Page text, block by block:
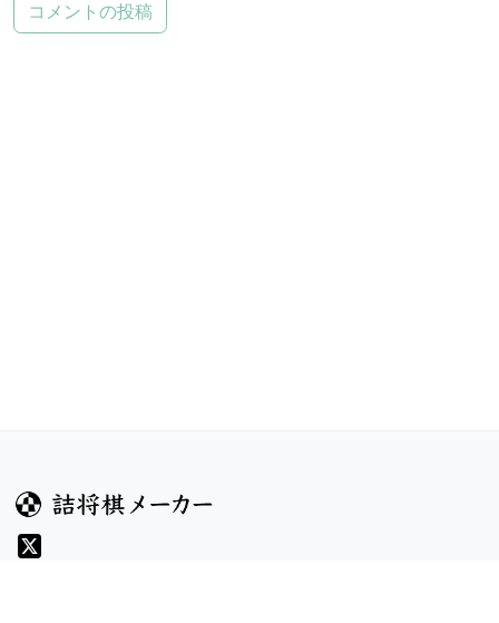
コメントの投稿